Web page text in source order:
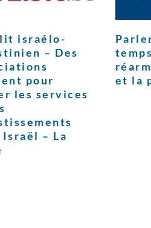
israélo-
– Des
pour
les services
– La
et la